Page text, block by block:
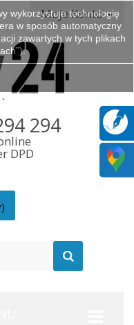
Moje Konto
294
DPD
wykorzystuje technologię
w sposób automatyczny
zawartych w tych plikach